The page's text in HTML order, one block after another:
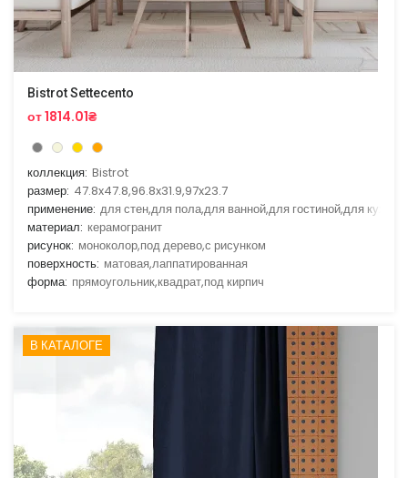
Bistrot Settecento
от 1814.01₴
коллекция: Bistrot
размер: 47.8x47.8,96.8x31.9,97x23.7
применение: для стен,для пола,для ванной,для гостиной,для кухни
материал: керамогранит
рисунок: моноколор,под дерево,с рисунком
поверхность: матовая,лаппатированная
форма: прямоугольник,квадрат,под кирпич
В КАТАЛОГЕ